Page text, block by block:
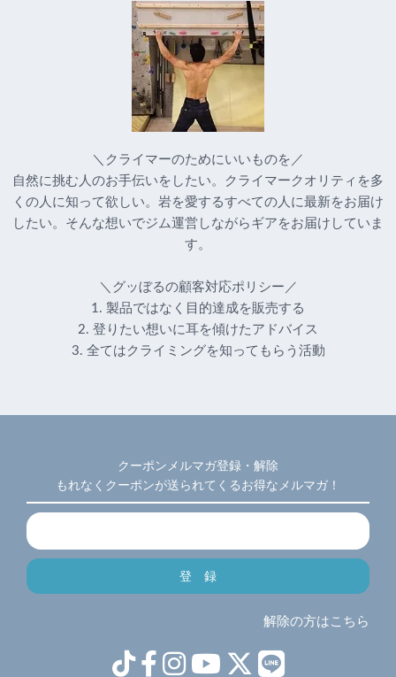
＼クライマーのためにいいものを／
自然に挑む人のお手伝いをしたい。クライマークオリティを多
くの人に知って欲しい。岩を愛するすべての人に最新をお届け
したい。そんな想いでジム運営しながらギアをお届けしていま
す。
＼グッぼるの顧客対応ポリシー／
1. 製品ではなく目的達成を販売する
2. 登りたい想いに耳を傾けたアドバイス
3. 全てはクライミングを知ってもらう活動
クーポンメルマガ登録・解除
もれなくクーポンが送られてくるお得なメルマガ！
解除の方はこちら